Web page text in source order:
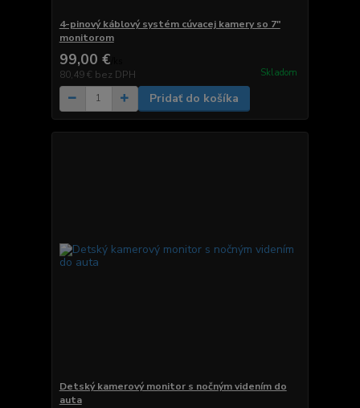
4-pinový káblový systém cúvacej kamery so 7"
monitorom
99,00 €
80,49 € bez DPH Skladom
Pridať do košíka
Detský kamerový monitor s nočným videním do
auta